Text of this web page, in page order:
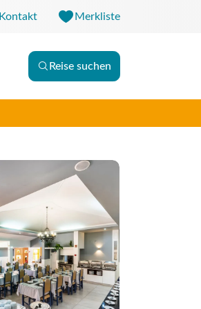
Kontakt Merkliste
Reise suchen